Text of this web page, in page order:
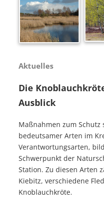
Aktuelles
Die
Ausblick
Maßnahmen zum
bedeutsamer Arten im
Verantwortungsarten,
Schwerpunkt der
Station. Zu diesen Arten
Kiebitz, verschiedene
Knoblauchkröte.